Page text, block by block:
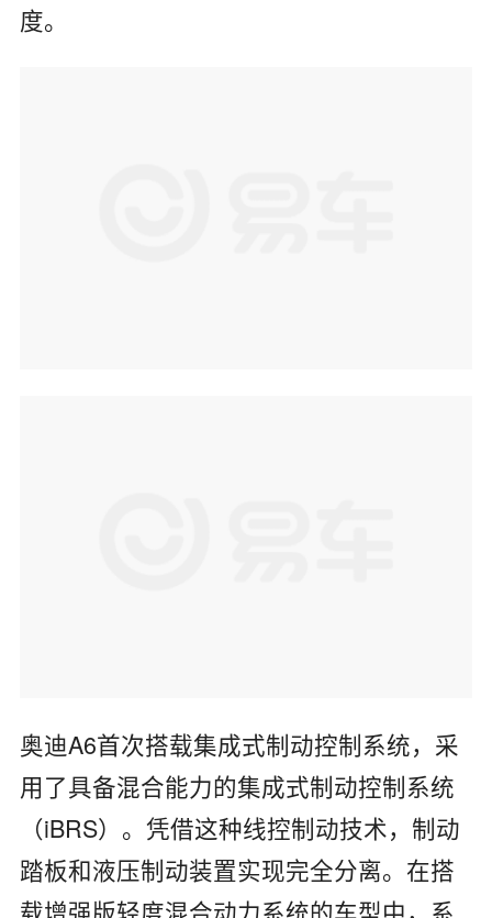
度。
奥迪A6首次搭载集成式制动控制系统，采
用了具备混合能力的集成式制动控制系统
（iBRS）。凭借这种线控制动技术，制动
踏板和液压制动装置实现完全分离。在搭